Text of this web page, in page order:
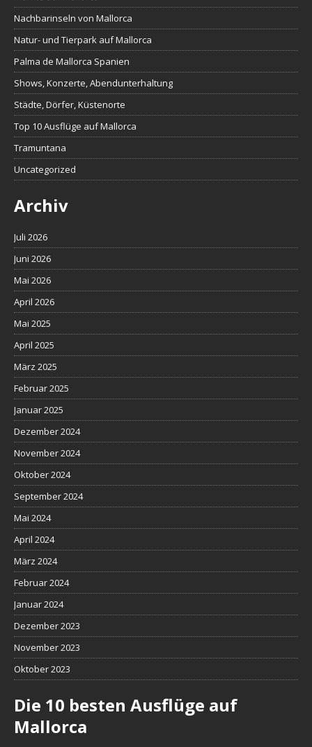
Nachbarinseln von Mallorca
Natur- und Tierpark auf Mallorca
Palma de Mallorca Spanien
Shows, Konzerte, Abendunterhaltung
Städte, Dörfer, Küstenorte
Top 10 Ausflüge auf Mallorca
Tramuntana
Uncategorized
Archiv
Juli 2026
Juni 2026
Mai 2026
April 2026
Mai 2025
April 2025
März 2025
Februar 2025
Januar 2025
Dezember 2024
November 2024
Oktober 2024
September 2024
Mai 2024
April 2024
März 2024
Februar 2024
Januar 2024
Dezember 2023
November 2023
Oktober 2023
Die 10 besten Ausflüge auf
Mallorca